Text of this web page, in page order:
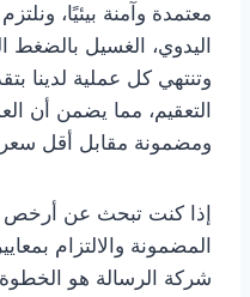
معتمدة وآمنة بيئيًا،
اليدوي، الغسيل بالضغط
وتنتهي كل عملية لدينا
التعقيم، مما يضمن أن
ومضمونة مقابل أقل
إذا كنت تبحث عن أرخص
المضمونة والالتزام
شركة الرسالة هو الخطوة